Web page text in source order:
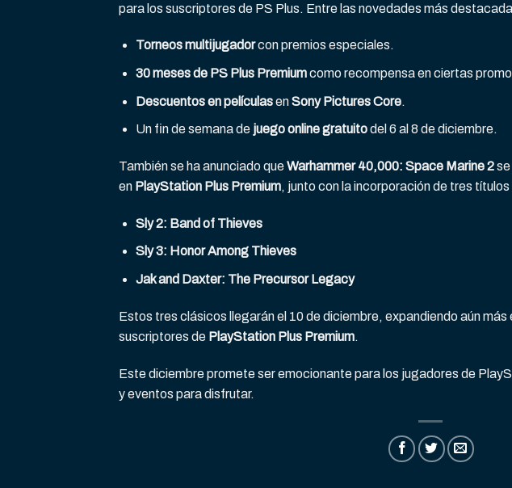
para los suscriptores de PS Plus. Entre las novedades más
Torneos multijugadorcon premios especiales.
30 meses de PS Plus Premiumcomo recompensa en ciertas
Descuentos en películasenSony Pictures Core.
Un fin de semana de juego online gratuitodel 6 al 8 de diciembre.
También se ha anunciado queWarhammer 40,000: Space Marine 2se
en PlayStation Plus Premium, junto con la incorporación de tres
Sly 2: Band of Thieves
Sly 3: Honor Among Thieves
Jak and Daxter: The Precursor Legacy
Estos tres clásicos llegarán el 10 de diciembre, expandiendo aún más
suscriptores de PlayStation Plus Premium.
Este diciembre promete ser emocionante para los jugadores de
y eventos para disfrutar.